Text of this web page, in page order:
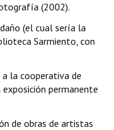
(2002).
(el cual sería la
Sarmiento, con
la cooperativa de
permanente
de obras de artistas